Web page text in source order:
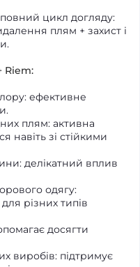
цикл догляду:
плям + захист і
Riem:
ефективне
плям: активна
навіть зі стійкими
делікатний вплив
одягу:
різних типів
досягти
виробів: підтримує